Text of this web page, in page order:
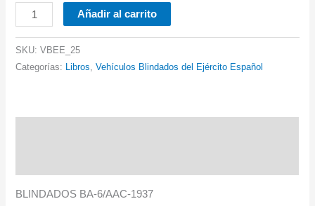
25.
BLINDADOS
BA-
Añadir al carrito
SKU:VBEE_25
Categorías: Libros,Vehículos Blindados del Ejército Español
BLINDADOS BA-6/AAC-1937